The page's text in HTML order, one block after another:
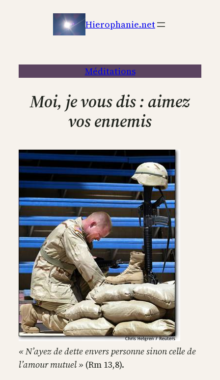
Hierophanie.net
Méditations
Moi, je vous dis : aimez
vos ennemis
« N’ayez de dette envers personne sinon celle de
l’amour mutuel » (Rm 13,8).